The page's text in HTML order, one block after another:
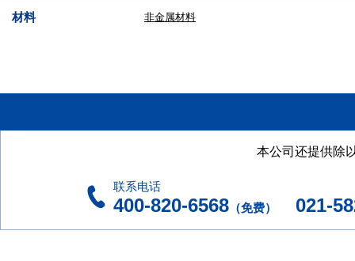
材料 非金属材料
本公司还提供除
联系电话
400-820-6568 （免费） 021-